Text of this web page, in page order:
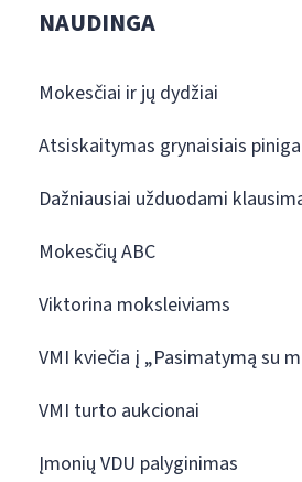
NAUDINGA
Mokesčiai ir jų dydžiai
Atsiskaitymas grynaisiais
Dažniausiai užduodami
Mokesčių ABC
Viktorina moksleiviams
VMI kviečia į „Pasimatymą su
VMI turto aukcionai
Įmonių VDU palyginimas